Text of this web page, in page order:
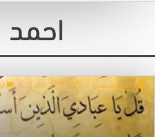
احمد عيسى /
21/08/2009
/
0